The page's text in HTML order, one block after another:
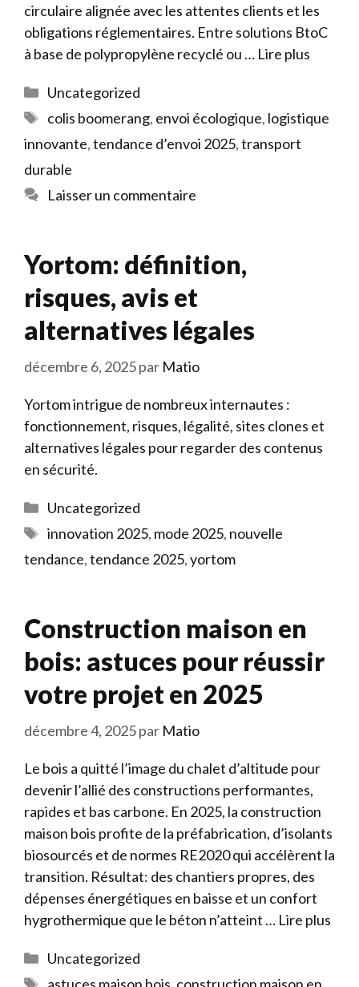
circulaire alignée avec les attentes clients et les
obligations réglementaires. Entre solutions BtoC
à base de polypropylène recyclé ou … Lire plus
Catégories
Uncategorized
Étiquettes
colis boomerang, envoi écologique, logistique
innovante,tendance d’envoi 2025,transport
durable
Laisser un commentaire
Yortom: définition,
risques, avis et
alternatives légales
décembre 6, 2025par Matio
Yortom intrigue de nombreux internautes :
fonctionnement, risques, légalité, sites clones et
alternatives légales pour regarder des contenus
en sécurité.
Catégories
Uncategorized
Étiquettes
innovation 2025, mode 2025, nouvelle
tendance,tendance 2025,yortom
Construction maison en
bois: astuces pour réussir
votre projet en 2025
décembre 4, 2025par Matio
Le bois a quitté l’image du chalet d’altitude pour
devenir l’allié des constructions performantes,
rapides et bas carbone. En 2025, la construction
maison bois profite de la préfabrication, d’isolants
biosourcés et de normes RE2020 qui accélèrent la
transition. Résultat: des chantiers propres, des
dépenses énergétiques en baisse et un confort
hygrothermique que le béton n’atteint … Lire plus
Catégories
Uncategorized
Étiquettes